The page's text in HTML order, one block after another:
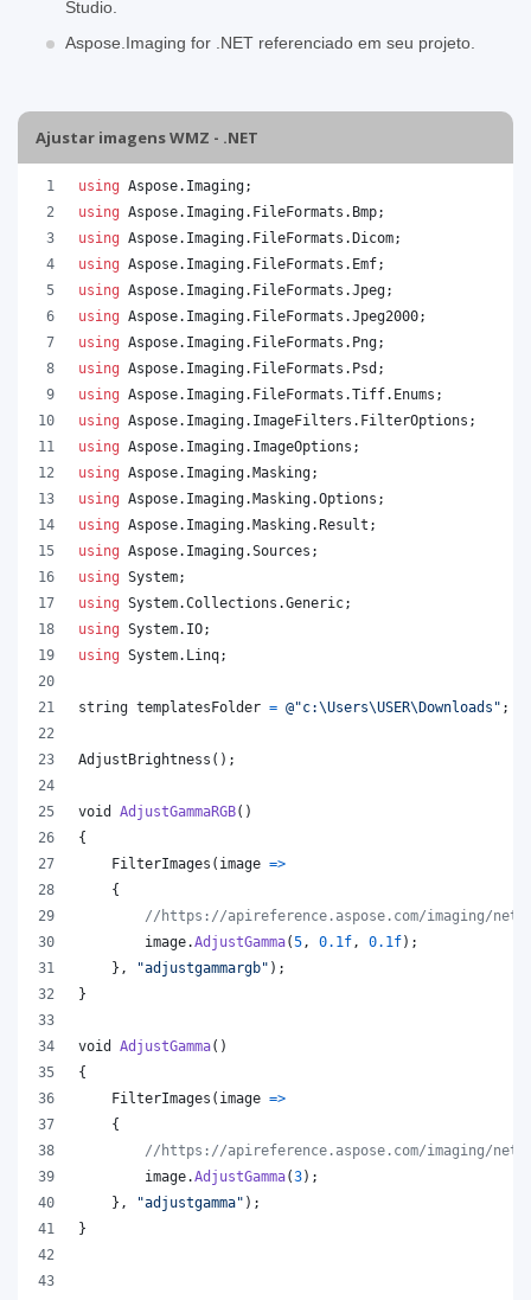
Studio.
Aspose.Imaging for .NET referenciado em seu projeto.
Ajustar imagens WMZ - .NET
using Aspose. Imaging;
using Aspose. Imaging. FileFormats . Bmp;
using Aspose. Imaging. FileFormats .Dicom;
using Aspose. Imaging. FileFormats . Emf;
using Aspose. Imaging. FileFormats .Jpeg;
using Aspose. Imaging. FileFormats .Jpeg2000;
using Aspose. Imaging. FileFormats . Png;
using Aspose. Imaging. FileFormats . Psd ;
using Aspose. Imaging. FileFormats .Tiff. Enums ;
using Aspose. Imaging. ImageFilters . FilterOptions ;
using Aspose. Imaging. ImageOptions ;
using Aspose. Imaging.Masking;
using Aspose. Imaging.Masking.Options ;
using Aspose. Imaging.Masking.Result ;
using Aspose. Imaging.Sources ;
using System;
using System.Collections .Generic;
using System. IO;
using System. Linq;
string templatesFolder = @"c:\Users\USER\Downloads" ;
AdjustBrightness ( ) ;
void AdjustGammaRGB( )
{
FilterImages ( image =>
{
//https://apireference.aspose.com/imaging/net/
image.AdjustGamma(5 , 0.1f , 0.1f) ;
} , "adjustgammargb" ) ;
}
void AdjustGamma( )
{
FilterImages ( image =>
{
//https://apireference.aspose.com/imaging/net/
image.AdjustGamma(3) ;
} , "adjustgamma" ) ;
}